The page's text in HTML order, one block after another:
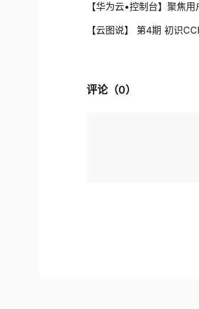
【华为云•控制台】聚焦
【云图说】 第4期 初识
评论（0）